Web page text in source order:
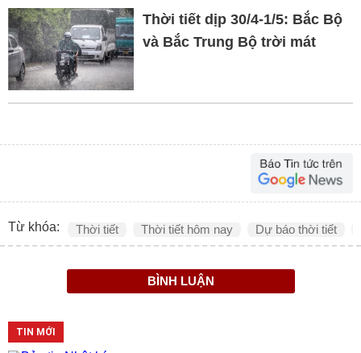
Thời tiết dịp 30/4-1/5: Bắc Bộ
và Bắc Trung Bộ trời mát
Từ khóa: Thời tiết Thời tiết hôm nay Dự báo thời tiết
BÌNH LUẬN
TIN MỚI